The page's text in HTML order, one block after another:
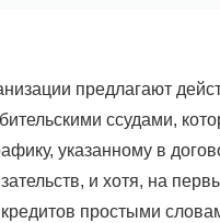
предлагают
ссудами,
указанному в
и хотя, на
простыми